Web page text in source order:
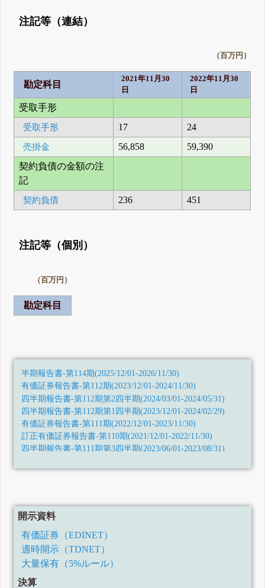
注記等（連結）
（百万円）
勘定科目
2021年11月30
日
2022年11月30
日
受取手形
受取手形
17
24
売掛金
56,858
59,390
契約負債の金額の注
記
契約負債
236 451
注記等（個別）
（百万円）
勘定科目
半期報告書-第114期(2025/12/01-2026/11/30)
有価証券報告書-第112期(2023/12/01-2024/11/30)
四半期報告書-第112期第2四半期(2024/03/01-2024/05/31)
四半期報告書-第112期第1四半期(2023/12/01-2024/02/29)
有価証券報告書-第111期(2022/12/01-2023/11/30)
訂正有価証券報告書-第110期(2021/12/01-2022/11/30)
四半期報告書-第111期第3四半期(2023/06/01-2023/08/31)
四半期報告書-第111期第1四半期(2022/12/01-2023/02/28)
訂正有価証券報告書-第109期(2020/12/01-2021/11/30)
訂正有価証券報告書-第108期(2019/12/01-2020/11/30)
訂正有価証券報告書-第105期(2016/12/01-2017/11/30)
四半期報告書-第110期第3四半期(令和4年6月1日-令和4年8月
31日)
四半期報告書-第110期第2四半期(令和4年3月1日-令和4年5月
31日)
開示資料
有価証券（EDINET）
適時開示（TDNET）
大量保有（5%ルール）
決算